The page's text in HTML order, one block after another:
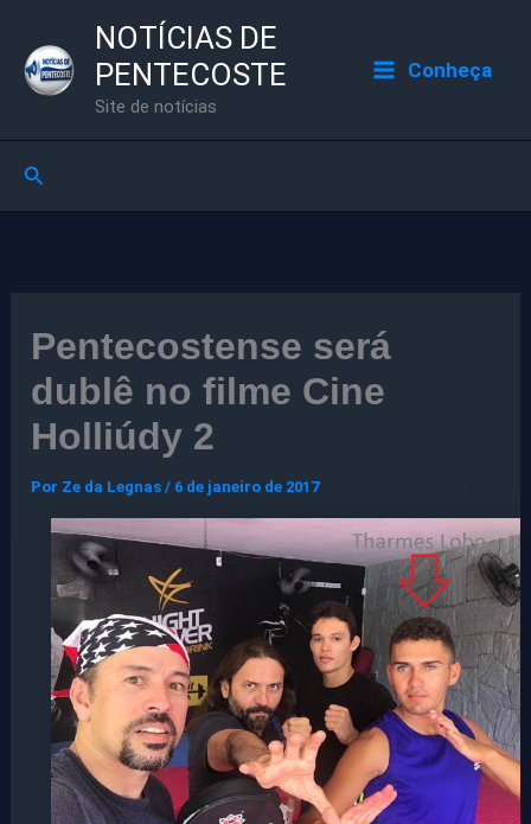
para
NOTÍCIAS DE
PENTECOSTE
Site de notícias
Conheça
Pesquisar
Pentecostense será
dublê no filme Cine
Holliúdy 2
Por Ze da Legnas/ 6 de janeiro de 2017